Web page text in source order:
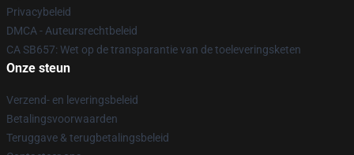
Privacybeleid
DMCA - Auteursrechtbeleid
CA SB657: Wet op de transparantie van de toeleveringsketen
Onze steun
Verzend- en leveringsbeleid
Betalingsvoorwaarden
Teruggave & terugbetalingsbeleid